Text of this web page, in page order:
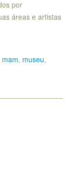
por
áreas e artistas
mam, museu,